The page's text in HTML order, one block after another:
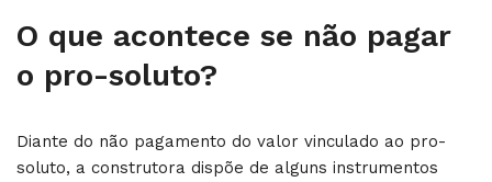
O que acontece se não pagar
o pro-soluto?
Diante do não pagamento do valor vinculado ao pro-
soluto, a construtora dispõe de alguns instrumentos